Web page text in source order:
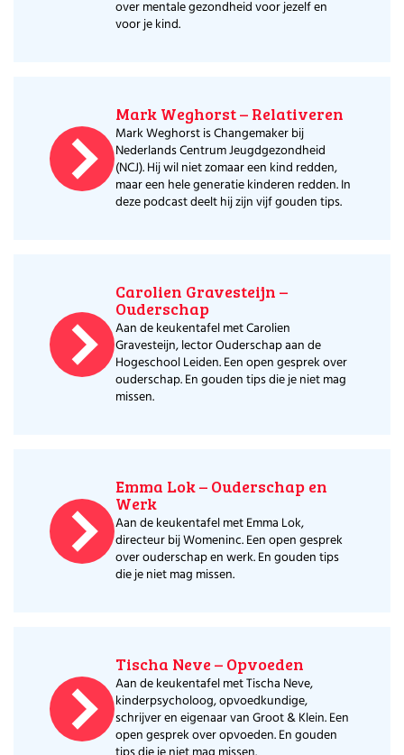
over mentale gezondheid voor jezelf en
voor je kind.
Mark Weghorst – Relativeren
Mark Weghorst is Changemaker bij
Nederlands Centrum Jeugdgezondheid
(NCJ). Hij wil niet zomaar een kind redden,
maar een hele generatie kinderen redden. In
deze podcast deelt hij zijn vijf gouden tips.
Carolien Gravesteijn –
Ouderschap
Aan de keukentafel met Carolien
Gravesteijn, lector Ouderschap aan de
Hogeschool Leiden. Een open gesprek over
ouderschap. En gouden tips die je niet mag
missen.
Emma Lok – Ouderschap en
Werk
Aan de keukentafel met Emma Lok,
directeur bij Womeninc. Een open gesprek
over ouderschap en werk. En gouden tips
die je niet mag missen.
Tischa Neve – Opvoeden
Aan de keukentafel met Tischa Neve,
kinderpsycholoog, opvoedkundige,
schrijver en eigenaar van Groot & Klein. Een
open gesprek over opvoeden. En gouden